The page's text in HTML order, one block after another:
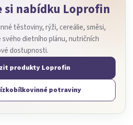
si nabídku Loprofin
těstoviny, rýži, cereálie, směsi,
svého dietního plánu, nutričních
dostupnosti.
produkty Loprofin
potraviny